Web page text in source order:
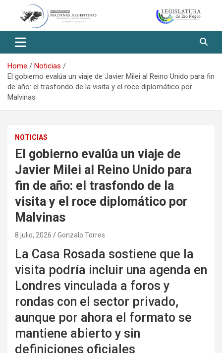
Observatorio Malvinas – Río
Negro
Home
Noticias
El gobierno evalúa un viaje de Javier Milei al Reino Unido para fin
de año: el trasfondo de la visita y el roce diplomático por
Malvinas
NOTICIAS
El gobierno evalúa un viaje de
Javier Milei al Reino Unido para
fin de año: el trasfondo de la
visita y el roce diplomático por
Malvinas
8 julio, 2026 Gonzalo Torres
La Casa Rosada sostiene que la
visita podría incluir una agenda en
Londres vinculada a foros y
rondas con el sector privado,
aunque por ahora el formato se
mantiene abierto y sin
definiciones oficiales